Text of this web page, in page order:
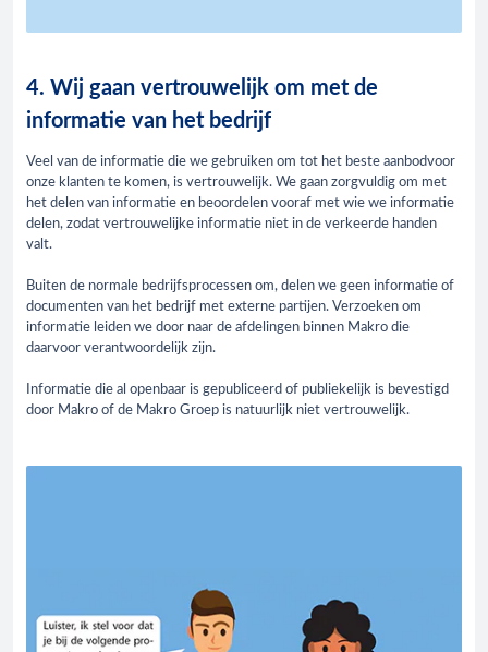
4. Wij gaan vertrouwelijk om met de
informatie van het bedrijf
Veel van de informatie die we gebruiken om tot het beste aanbodvoor
onze klanten te komen, is vertrouwelijk. We gaan zorgvuldig om met
het delen van informatie en beoordelen vooraf met wie we informatie
delen, zodat vertrouwelijke informatie niet in de verkeerde handen
valt.
Buiten de normale bedrijfsprocessen om, delen we geen informatie of
documenten van het bedrijf met externe partijen. Verzoeken om
informatie leiden we door naar de afdelingen binnen Makro die
daarvoor verantwoordelijk zijn.
Informatie die al openbaar is gepubliceerd of publiekelijk is bevestigd
door Makro of de Makro Groep is natuurlijk niet vertrouwelijk.